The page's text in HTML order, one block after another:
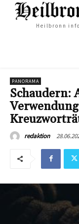
Heilbronn
PANORAMA
Schaudern:
redaktion